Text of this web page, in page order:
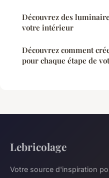
Découvrez des
votre intérieur
Découvrez comment
pour chaque étape de
Lebricolage
Votre source d'inspiration